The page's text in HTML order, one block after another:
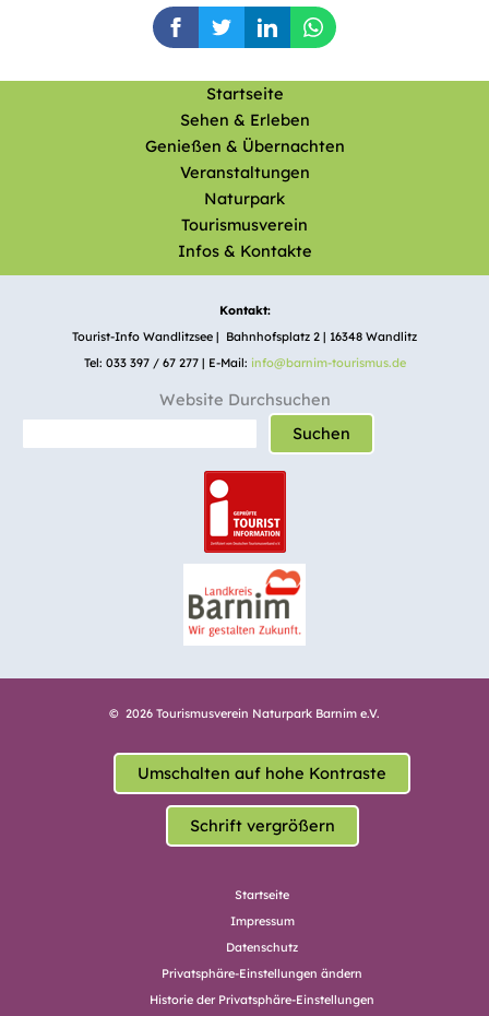
Startseite
Sehen & Erleben
Genießen & Übernachten
Veranstaltungen
Naturpark
Tourismusverein
Infos & Kontakte
Kontakt:
Tourist-Info Wandlitzsee | Bahnhofsplatz 2 | 16348 Wandlitz
Tel: 033 397 / 67 277 | E-Mail: info@barnim-tourismus.de
Website Durchsuchen
Suchen
© 2026 Tourismusverein Naturpark Barnim e.V.
Umschalten auf hohe Kontraste
Schrift vergrößern
Startseite
Impressum
Datenschutz
Privatsphäre-Einstellungen ändern
Historie der Privatsphäre-Einstellungen